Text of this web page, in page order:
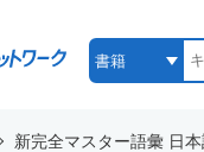
新完全マスター語彙 日